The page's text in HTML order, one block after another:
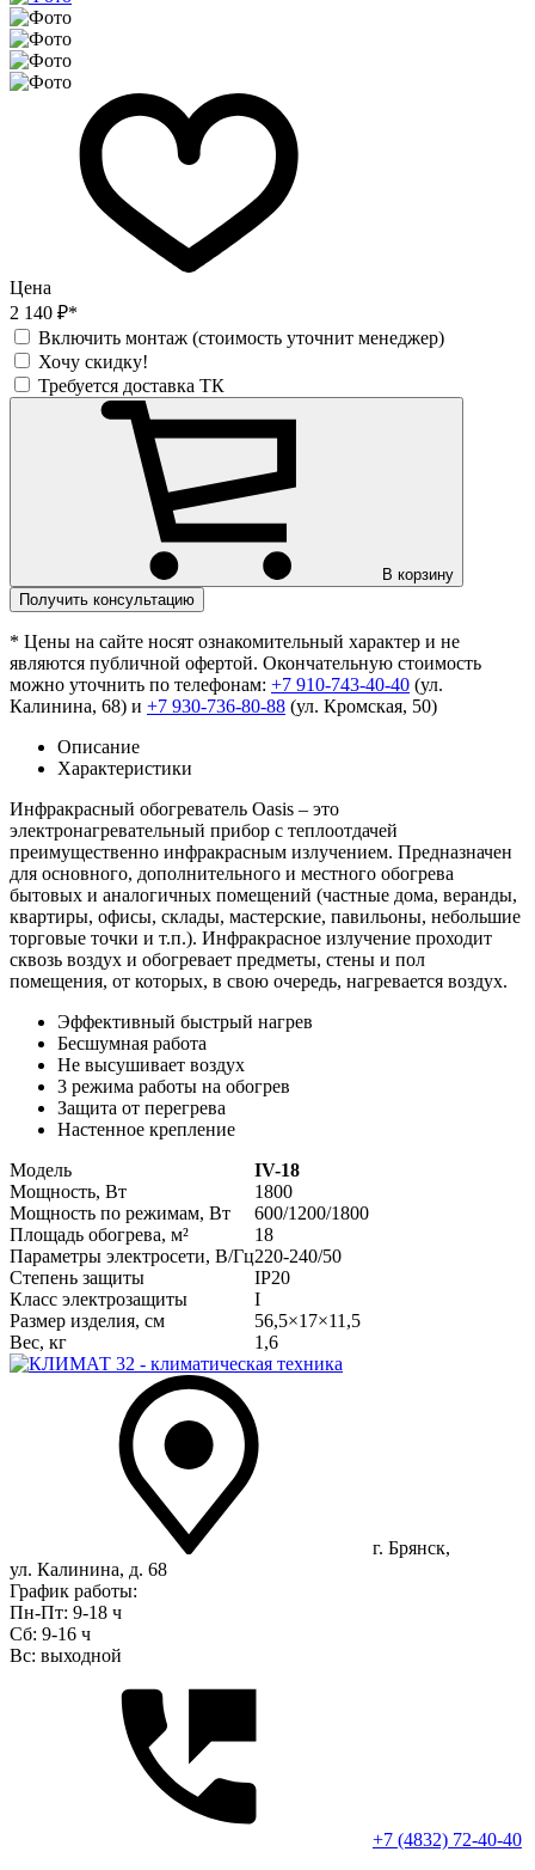
Цена
2 140 ₽*
Включить монтаж (стоимость уточнит менеджер)
Хочу скидку!
Требуется доставка ТК
В корзину
Получить консультацию
* Цены на сайте носят ознакомительный характер и не
являются публичной офертой. Окончательную стоимость
можно уточнить по телефонам: +7 910-743-40-40 (ул.
Калинина, 68) и +7 930-736-80-88 (ул. Кромская, 50)
Описание
Характеристики
Инфракрасный обогреватель Oasis – это
электронагревательный прибор с теплоотдачей
преимущественно инфракрасным излучением. Предназначен
для основного, дополнительного и местного обогрева
бытовых и аналогичных помещений (частные дома, веранды,
квартиры, офисы, склады, мастерские, павильоны, небольшие
торговые точки и т.п.). Инфракрасное излучение проходит
сквозь воздух и обогревает предметы, стены и пол
помещения, от которых, в свою очередь, нагревается воздух.
Эффективный быстрый нагрев
Бесшумная работа
Не высушивает воздух
3 режима работы на обогрев
Защита от перегрева
Настенное крепление
Модель
IV-18
Мощность, Вт
1800
Мощность по режимам, Вт
600/1200/1800
Площадь обогрева, м²
18
Параметры электросети, В/Гц220-240/50
Степень защиты
IP20
Класс электрозащиты
I
Размер изделия, см
56,5×17×11,5
Вес, кг
1,6
г. Брянск,
ул. Калинина, д. 68
График работы:
Пн-Пт: 9-18 ч
Сб: 9-16 ч
Вс: выходной
+7 (4832) 72-40-40